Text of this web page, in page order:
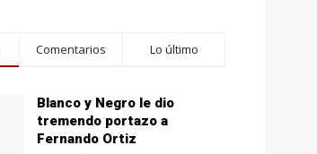
Comentarios Lo último
Blanco y Negro le dio
tremendo portazo a
Fernando Ortiz